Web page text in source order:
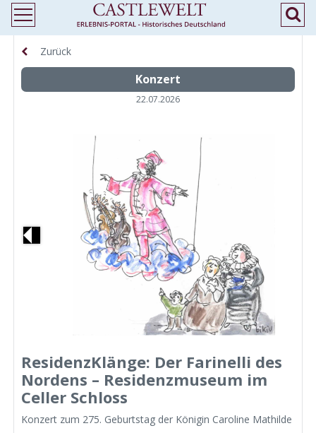
Zurück
Konzert
22.07.2026
Previous
ResidenzKlänge: Der Farinelli des
Nordens – Residenzmuseum im
Celler Schloss
Konzert zum 275. Geburtstag der Königin Caroline Mathilde